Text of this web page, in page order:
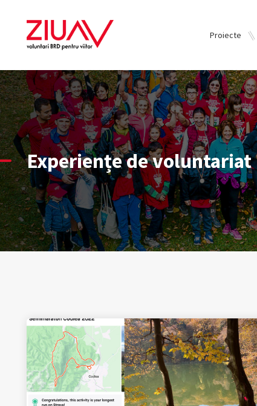
Proiecte
Experiențe de voluntariat